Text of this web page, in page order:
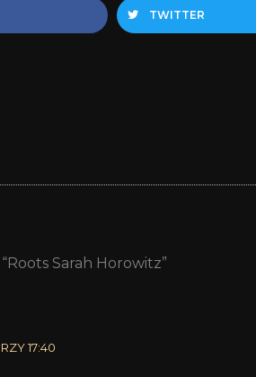
TWITTER
Sarah Horowitz”
17:40